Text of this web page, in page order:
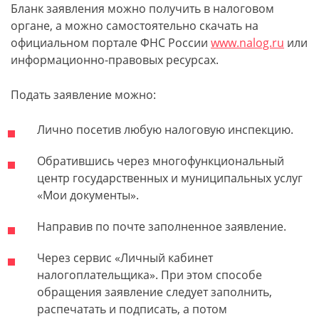
Бланк заявления можно получить в налоговом
органе, а можно самостоятельно скачать на
официальном портале ФНС России www.nalog.ru или
информационно-правовых ресурсах.
Подать заявление можно:
Лично посетив любую налоговую инспекцию.
Обратившись через многофункциональный
центр государственных и муниципальных услуг
«Мои документы».
Направив по почте заполненное заявление.
Через сервис «Личный кабинет
налогоплательщика». При этом способе
обращения заявление следует заполнить,
распечатать и подписать, а потом